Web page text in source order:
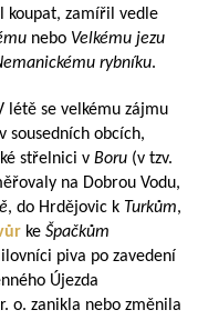
koupat, zamířil vedle
nebo Velkému jezu
rybníku.
létě se velkému zájmu
sousedních obcích,
střelnici v Boru (v tzv.
na Dobrou Vodu,
, do Hrdějovic k Turkům,
ke Špačkům
piva po zavedení
Újezda
o. zanikla nebo změnila